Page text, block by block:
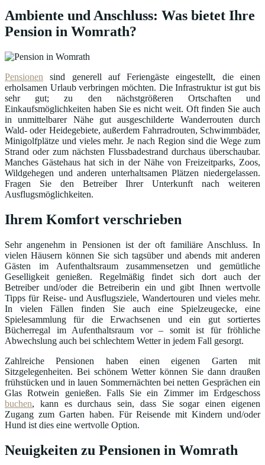
Ambiente und Anschluss: Was bietet Ihre
Pension in Womrath?
Pensionen sind generell auf Feriengäste eingestellt, die einen
erholsamen Urlaub verbringen möchten. Die Infrastruktur ist gut bis
sehr gut; zu den nächstgrößeren Ortschaften und
Einkaufsmöglichkeiten haben Sie es nicht weit. Oft finden Sie auch
in unmittelbarer Nähe gut ausgeschilderte Wanderrouten durch
Wald- oder Heidegebiete, außerdem Fahrradrouten, Schwimmbäder,
Minigolfplätze und vieles mehr. Je nach Region sind die Wege zum
Strand oder zum nächsten Flussbadestrand durchaus überschaubar.
Manches Gästehaus hat sich in der Nähe von Freizeitparks, Zoos,
Wildgehegen und anderen unterhaltsamen Plätzen niedergelassen.
Fragen Sie den Betreiber Ihrer Unterkunft nach weiteren
Ausflugsmöglichkeiten.
Ihrem Komfort verschrieben
Sehr angenehm in Pensionen ist der oft familiäre Anschluss. In
vielen Häusern können Sie sich tagsüber und abends mit anderen
Gästen im Aufenthaltsraum zusammensetzen und gemütliche
Geselligkeit genießen. Regelmäßig findet sich dort auch der
Betreiber und/oder die Betreiberin ein und gibt Ihnen wertvolle
Tipps für Reise- und Ausflugsziele, Wandertouren und vieles mehr.
In vielen Fällen finden Sie auch eine Spielzeugecke, eine
Spielesammlung für die Erwachsenen und ein gut sortiertes
Bücherregal im Aufenthaltsraum vor – somit ist für fröhliche
Abwechslung auch bei schlechtem Wetter in jedem Fall gesorgt.
Zahlreiche Pensionen haben einen eigenen Garten mit
Sitzgelegenheiten. Bei schönem Wetter können Sie dann draußen
frühstücken und in lauen Sommernächten bei netten Gesprächen ein
Glas Rotwein genießen. Falls Sie ein Zimmer im Erdgeschoss
buchen, kann es durchaus sein, dass Sie sogar einen eigenen
Zugang zum Garten haben. Für Reisende mit Kindern und/oder
Hund ist dies eine wertvolle Option.
Neuigkeiten zu Pensionen in Womrath